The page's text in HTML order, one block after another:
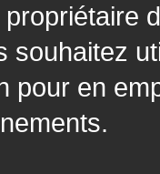
souhaitez
pour en